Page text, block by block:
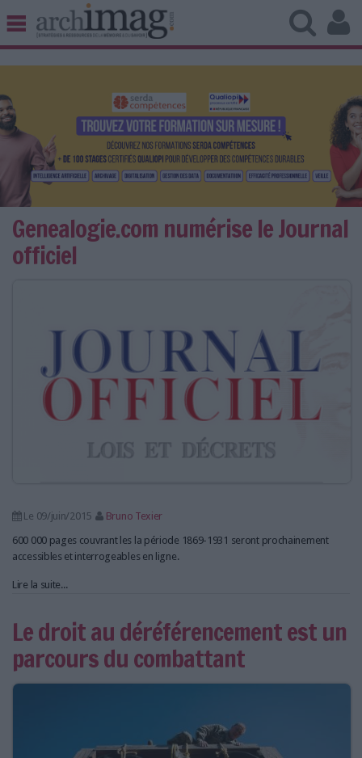
BIBLIOTHÈQUE ÉDITION
UNIVERS DATA
TRAVAIL COLLABORATIF
VIE NUMÉRIQUE
NUMÉRIQUE RESPONSABLE
LE MAGAZINE
LES GUIDES PRATIQUES
LES BASES DE DONNÉES
L'ESPACE EMPLOI
L'ANNUAIRE DES ACTEURS
NOS OFFRES D'ABONNEMENTS
Genealogie.com numérise le Journal
officiel
Le 09/juin/2015
Bruno Texier
600 000 pages couvrant les la période 1869-1931 seront prochainement
accessibles et interrogeables en ligne.
Lire la suite...
Le droit au déréférencement est un
parcours du combattant